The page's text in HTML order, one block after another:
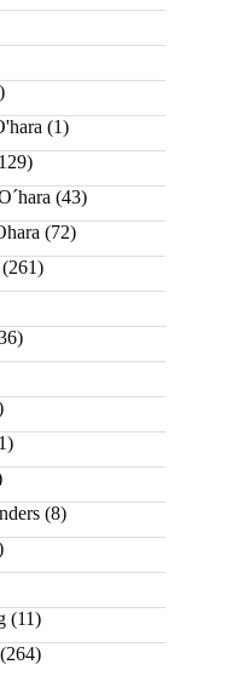
(1)
(43)
(72)
(8)
(11)
(264)